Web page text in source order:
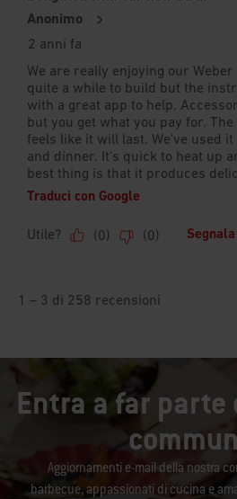
Entra a far
Aggiornamenti e-mail della nostra
barbecue, appassionati di cucina e